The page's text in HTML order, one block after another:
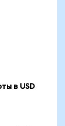
в USD